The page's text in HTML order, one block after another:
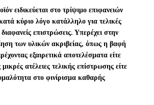
ειδικεύεται στο τρίψιμο επιφανειών
κύριο λόγο κατάλληλο για τελικές
επιστρώσεις. Υπερέχει στην
των υλικών ακριβείας, όπως η βαφή
εξαιρετικά αποτελέσματα είτε
ατέλειες τελικής επίστρωσης είτε
στο φινίρισμα καθαρής